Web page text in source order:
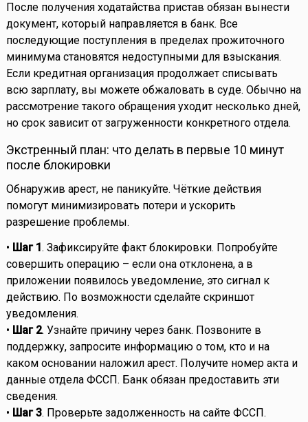
После получения ходатайства пристав обязан вынести
документ, который направляется в банк. Все
последующие поступления в пределах прожиточного
минимума становятся недоступными для взыскания.
Если кредитная организация продолжает списывать
всю зарплату, вы можете обжаловать в суде. Обычно на
рассмотрение такого обращения уходит несколько дней,
но срок зависит от загруженности конкретного отдела.
Экстренный план: что делать в первые 10 минут
после блокировки
Обнаружив арест, не паникуйте. Чёткие действия
помогут минимизировать потери и ускорить
разрешение проблемы.
• Шаг 1 . Зафиксируйте факт блокировки. Попробуйте
совершить операцию – если она отклонена, а в
приложении появилось уведомление, это сигнал к
действию. По возможности сделайте скриншот
уведомления.
• Шаг 2. Узнайте причину через банк. Позвоните в
поддержку, запросите информацию о том, кто и на
каком основании наложил арест. Получите номер акта и
данные отдела ФССП. Банк обязан предоставить эти
сведения.
• Шаг 3. Проверьте задолженность на сайте ФССП.